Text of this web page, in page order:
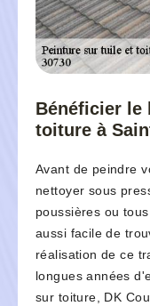
Bénéficier le
toiture à
Avant de peindre
nettoyer sous
poussières ou
aussi facile de
réalisation de ce
longues années
sur toiture, DK